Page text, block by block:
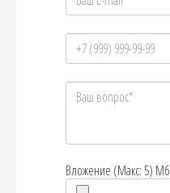
Вложение (Макс: 5) Мб